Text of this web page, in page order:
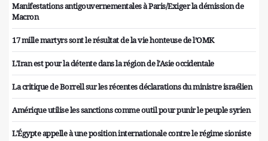
Manifestations antigouvernementales à Paris/Exiger la démission de
Macron
17 mille martyrs sont le résultat de la vie honteuse de l’OMK
L'Iran est pour la détente dans la région de l'Asie occidentale
La critique de Borrell sur les récentes déclarations du ministre israélien
Amérique utilise les sanctions comme outil pour punir le peuple syrien
L'Égypte appelle à une position internationale contre le régime sioniste